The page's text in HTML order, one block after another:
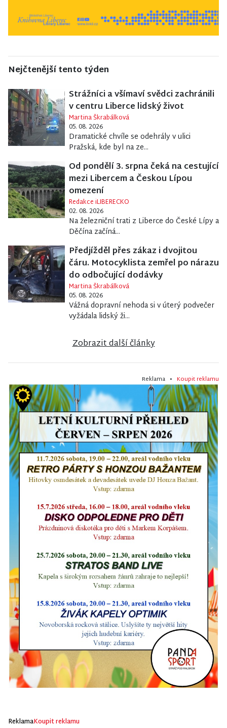
Nejčtenější tento týden
Strážníci a všímaví svědci zachránili
v centru Liberce lidský život
Martina Škrabálková
05. 08. 2026
Dramatické chvíle se odehrály v ulici
Pražská, kde byl na ze...
Od pondělí 3. srpna čeká na cestující
mezi Libercem a Českou Lípou
omezení
Redakce iLIBERECKO
02. 08. 2026
Na železniční trati z Liberce do České Lípy a
Děčína začíná...
Předjížděl přes zákaz i dvojitou
čáru. Motocyklista zemřel po nárazu
do odbočující dodávky
Martina Škrabálková
05. 08. 2026
Vážná dopravní nehoda si v úterý podvečer
vyžádala lidský ži...
Zobrazit další články
Reklama • Koupit reklamu
ReklamaKoupit reklamu